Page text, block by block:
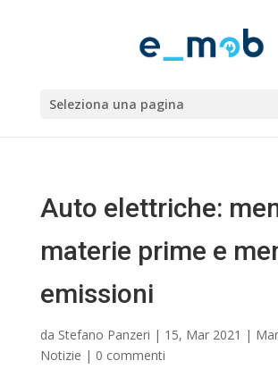
Seleziona una pagina
Auto elettriche:
materie prime e
emissioni
da Stefano Panzeri | 15, Mar 2021 |
Notizie | 0 commenti